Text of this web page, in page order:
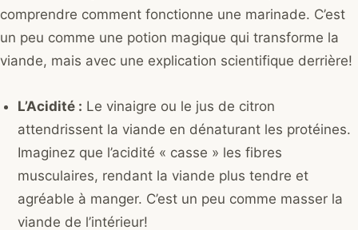
comprendre comment fonctionne une marinade. C’est
un peu comme une potion magique qui transforme la
viande, mais avec une explication scientifique derrière!
L’Acidité : Le vinaigre ou le jus de citron
attendrissent la viande en dénaturant les protéines.
Imaginez que l’acidité « casse » les fibres
musculaires, rendant la viande plus tendre et
agréable à manger. C’est un peu comme masser la
viande de l’intérieur!